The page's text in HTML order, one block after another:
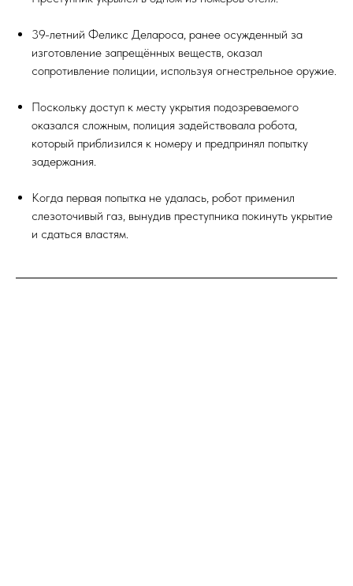
39-летний Феликс Делароса, ранее осужденный за
изготовление запрещённых веществ, оказал
сопротивление полиции, используя огнестрельное оружие.
Поскольку доступ к месту укрытия подозреваемого
оказался сложным, полиция задействовала робота,
который приблизился к номеру и предпринял попытку
задержания.
Когда первая попытка не удалась, робот применил
слезоточивый газ, вынудив преступника покинуть укрытие
и сдаться властям.